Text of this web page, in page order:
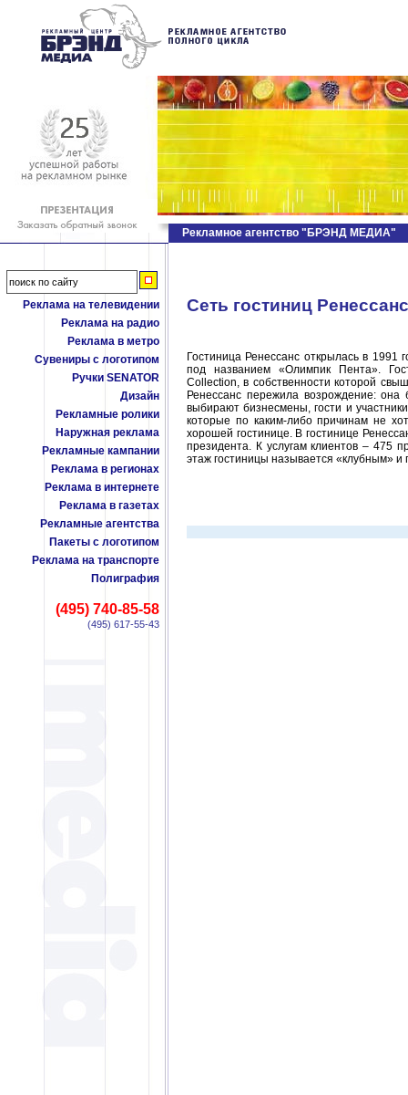
Реклама на телевидении
Реклама на радио
Реклама в метро
Сувениры с логотипом
Ручки SENATOR
Дизайн
Рекламные ролики
Наружная реклама
Рекламные кампании
Реклама в регионах
Реклама в интернете
Реклама в газетах
Рекламные агентства
Пакеты с логотипом
Реклама на транспорте
Полиграфия
(495) 740-85-58
(495) 617-55-43
Рекламное агентство "БРЭНД МЕДИА"
Сеть гостиниц Ренессанс
Гостиница Ренессанс открылась в 1991
под названием «Олимпик Пента».
Collection, в собственности которой
Ренессанс пережила возрождение: она
выбирают бизнесмены, гости и
которые по каким-либо причинам не
хорошей гостинице. В гостинице
президента. К услугам клиентов – 475
этаж гостиницы называется «клубным»